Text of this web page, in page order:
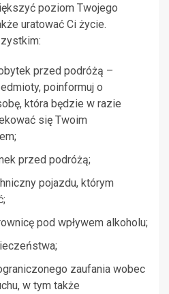
poziom Twojego
uratować Ci życie.
przed podróżą –
poinformuj o
która będzie w razie
się Twoim
przed podróżą;
pojazdu, którym
pod wpływem alkoholu;
zaufania wobec
w tym także